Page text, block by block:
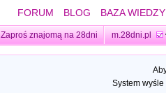
FORUM BLOG BAZA WIEDZY
Zaproś znajomą na 28dni m.28dni.pl
System